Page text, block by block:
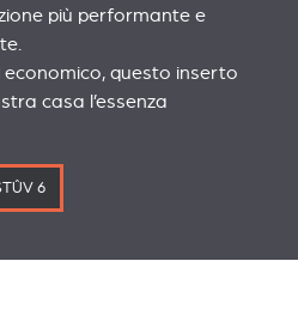
più performante e
economico, questo inserto
casa l’essenza
6